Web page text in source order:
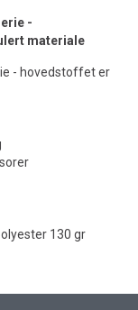
-
materiale
- hovedstoffet er
130 gr